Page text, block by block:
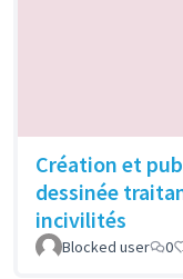
Création et
dessinée
incivilités
Blocked user 0